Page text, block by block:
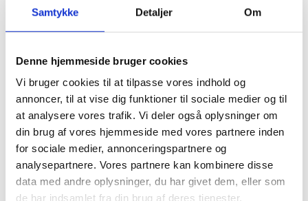
Samtykke Detaljer Om
Denne hjemmeside bruger cookies
Vi bruger cookies til at tilpasse vores indhold og
annoncer, til at vise dig funktioner til sociale medier og til
at analysere vores trafik. Vi deler også oplysninger om
din brug af vores hjemmeside med vores partnere inden
for sociale medier, annonceringspartnere og
analysepartnere. Vores partnere kan kombinere disse
data med andre oplysninger, du har givet dem, eller som
de har indsamlet fra din brug af deres tjenester.